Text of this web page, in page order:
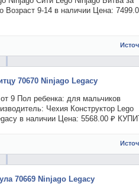
Возраст 9-14 в наличии Цена:
70670 Ninjago Legacy
9 Пол ребенка: для мальчиков
Чехия Конструктор Lego
в наличии Цена: 5568.00 ₽
70669 Ninjago Legacy